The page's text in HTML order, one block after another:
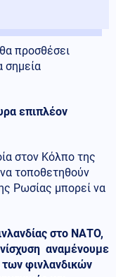
προσθέσει
σημεία
επιπλέον
στον Κόλπο της
τοποθετηθούν
Ρωσίας μπορεί να
στο ΝΑΤΟ,
αναμένουμε
των φινλανδικών